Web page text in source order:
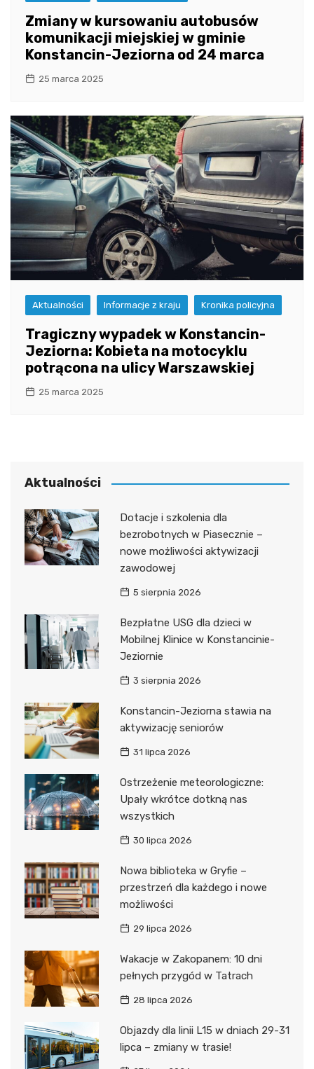
Zmiany w kursowaniu autobusów
komunikacji miejskiej w gminie
Konstancin-Jeziorna od 24 marca
25 marca 2025
Aktualności Informacje z kraju Kronika policyjna
Tragiczny wypadek w Konstancin-
Jeziorna: Kobieta na motocyklu
potrącona na ulicy Warszawskiej
25 marca 2025
Aktualności
Dotacje i szkolenia dla
bezrobotnych w Piasecznie –
nowe możliwości aktywizacji
zawodowej
5 sierpnia 2026
Bezpłatne USG dla dzieci w
Mobilnej Klinice w Konstancinie-
Jeziornie
3 sierpnia 2026
Konstancin-Jeziorna stawia na
aktywizację seniorów
31 lipca 2026
Ostrzeżenie meteorologiczne:
Upały wkrótce dotkną nas
wszystkich
30 lipca 2026
Nowa biblioteka w Gryfie –
przestrzeń dla każdego i nowe
możliwości
29 lipca 2026
Wakacje w Zakopanem: 10 dni
pełnych przygód w Tatrach
28 lipca 2026
Objazdy dla linii L15 w dniach 29-31
lipca – zmiany w trasie!